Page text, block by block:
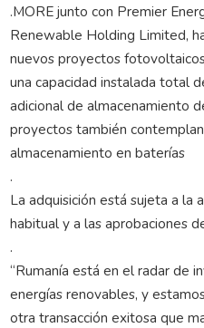
.MORE junto con Premier
Renewable Holding Limited,
nuevos proyectos
una capacidad instalada total
adicional de almacenamiento
proyectos también
almacenamiento en baterías
.
La adquisición está sujeta a la
habitual y a las aprobaciones
.
“Rumanía está en el radar de
energías renovables, y
otra transacción exitosa que